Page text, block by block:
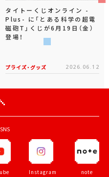
タイトーくじオンライン -
Plus- に「とある科学の超電
磁砲T」くじが6月19日（金）
登場！
プライズ・グッズ 2026.06.12
Instagram note